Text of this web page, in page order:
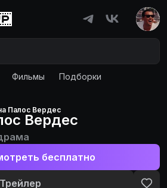
Фильмы Подборки
Палос Вердес
Вердес
бесплатно
Трейлер